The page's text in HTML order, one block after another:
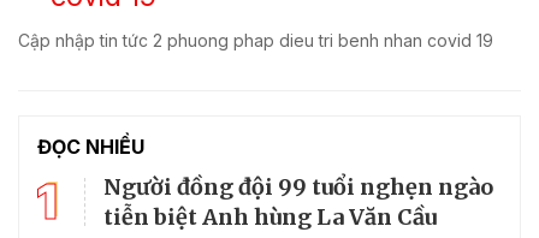
Cập nhập tin tức 2 phuong phap dieu tri benh nhan covid 19
ĐỌC NHIỀU
1
Người đồng đội 99 tuổi nghẹn ngào
tiễn biệt Anh hùng La Văn Cầu